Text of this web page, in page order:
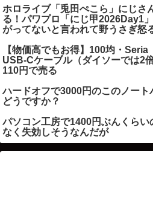
ホロライブ「兎田ぺこら」にじさ
る！パワプロ「にじ甲2026Day1
がってないと言われて野うさぎ怒
【物価高でもお得】100均・
USB-Cケーブル（ダイソーでは2
110円で売る
ハードオフで3000円のこのノー
どうですか？
パソコン工房で1400円ぶんくらい
なく失効しそうなんだが